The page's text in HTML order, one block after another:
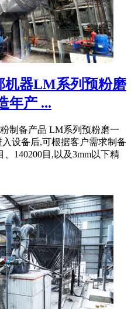
机器LM系列预粉磨
年产 ...
制备产品 LM系列预粉磨一
设备后,可根据客户需求制备
、140200目,以及3mm以下精